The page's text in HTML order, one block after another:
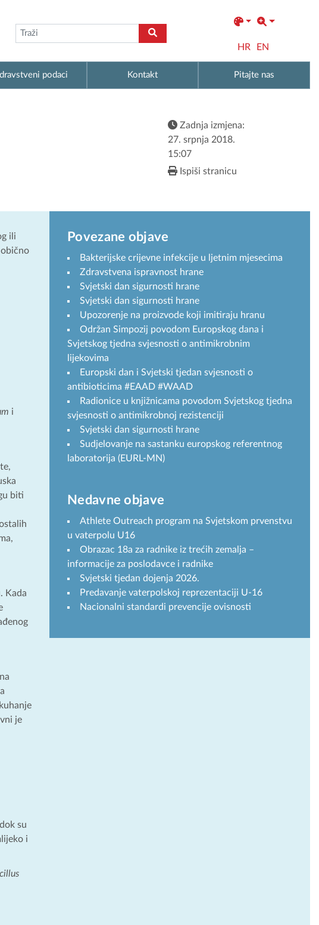
HR EN
podaci Kontakt Pitajte nas
Zadnja izmjena:
27. srpnja 2018.
15:07
Ispiši stranicu
ili
i
biti
Kada
je
su
i
Povezane objave
Bakterijske crijevne infekcije u ljetnim mjesecima
Zdravstvena ispravnost hrane
Svjetski dan sigurnosti hrane
Svjetski dan sigurnosti hrane
Upozorenje na proizvode koji imitiraju hranu
Održan Simpozij povodom Europskog dana i
Svjetskog tjedna svjesnosti o antimikrobnim
lijekovima
Europski dan i Svjetski tjedan svjesnosti o
antibioticima #EAAD #WAAD
Radionice u knjižnicama povodom Svjetskog tjedna
svjesnosti o antimikrobnoj rezistenciji
Svjetski dan sigurnosti hrane
Sudjelovanje na sastanku europskog referentnog
laboratorija (EURL-MN)
Nedavne objave
Athlete Outreach program na Svjetskom prvenstvu
u vaterpolu U16
Obrazac 18a za radnike iz trećih zemalja –
informacije za poslodavce i radnike
Svjetski tjedan dojenja 2026.
Predavanje vaterpolskoj reprezentaciji U-16
Nacionalni standardi prevencije ovisnosti